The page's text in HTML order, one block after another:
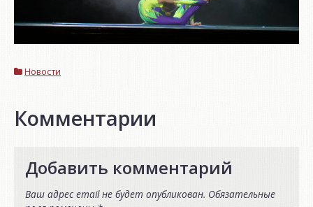
Новости
Комментарии
Добавить комментарий
Ваш адрес email не будет опубликован. Обязательные